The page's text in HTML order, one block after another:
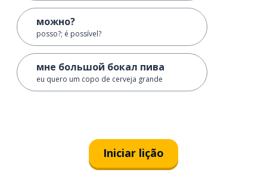
можно?
posso?; é possível?
мне большой бокал пива
eu quero um copo de cerveja grande
Iniciar lição